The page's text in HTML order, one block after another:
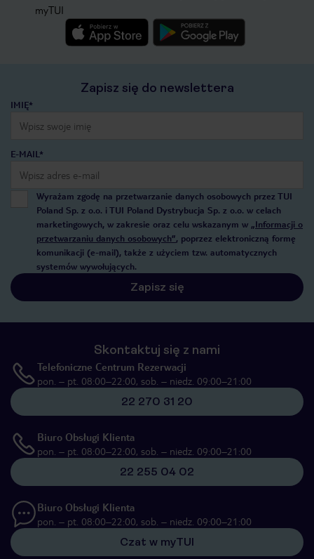
myTUI
Zapisz się do newslettera
IMIĘ*
E-MAIL*
Wyrażam zgodę na przetwarzanie danych osobowych przez TUI
Poland Sp. z o.o. i TUI Poland Dystrybucja Sp. z o.o. w celach
marketingowych, w zakresie oraz celu wskazanym w „Informacji o
przetwarzaniu danych osobowych”, poprzez elektroniczną formę
komunikacji (e-mail), także z użyciem tzw. automatycznych
systemów wywołujących.
Zapisz się
Skontaktuj się z nami
Telefoniczne Centrum Rezerwacji
pon. – pt. 08:00–22:00, sob. – niedz. 09:00–21:00
22 270 31 20
Biuro Obsługi Klienta
pon. – pt. 08:00–22:00, sob. – niedz. 09:00–21:00
22 255 04 02
Biuro Obsługi Klienta
pon. – pt. 08:00–22:00, sob. – niedz. 09:00–21:00
Czat w myTUI